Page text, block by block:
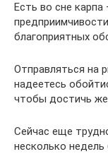
Есть во сне карпа
благоприятных
Отправляться на
надеетесь
чтобы достичь
Сейчас еще
несколько